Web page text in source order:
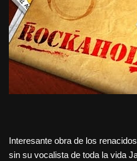
Interesante obra de los
sin su vocalista de toda la vida